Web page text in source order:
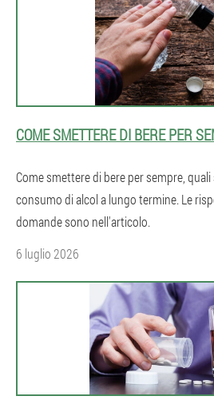
COME SMETTERE DI BERE PER
Come smettere di bere per sempre,
consumo di alcol a lungo termine. Le
domande sono nell'articolo.
6 luglio 2026